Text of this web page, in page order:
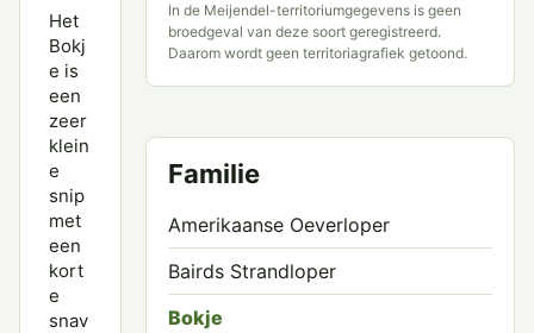
Het
Bokj
e is
een
zeer
klein
e
snip
met
een
kort
e
snav
In de Meijendel-territoriumgegevens is geen
broedgeval van deze soort geregistreerd.
Daarom wordt geen territoriagrafiek getoond.
Familie
Amerikaanse Oeverloper
Bairds Strandloper
Bokje